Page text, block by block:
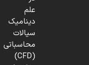
علم
دینامیک
سیالات
محاسباتی
(CFD)